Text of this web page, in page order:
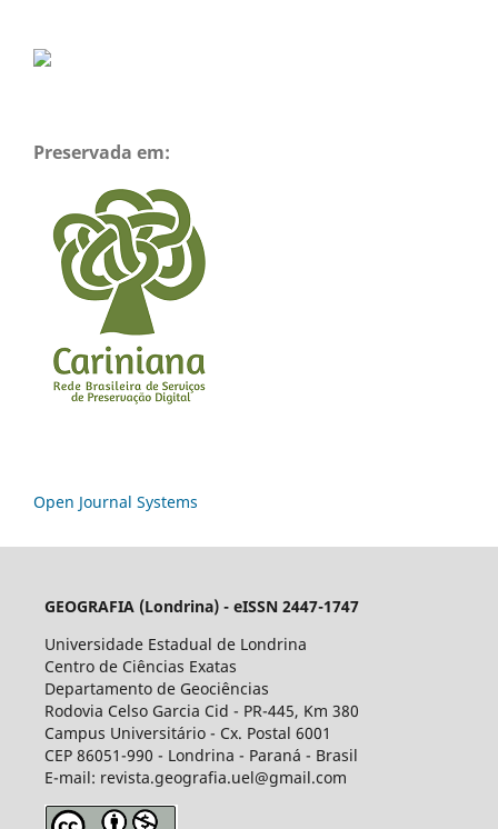
Preservada em:
Open Journal Systems
GEOGRAFIA (Londrina) - eISSN 2447-1747
Universidade Estadual de Londrina
Centro de Ciências Exatas
Departamento de Geociências
Rodovia Celso Garcia Cid - PR-445, Km 380
Campus Universitário - Cx. Postal 6001
CEP 86051-990 - Londrina - Paraná - Brasil
E-mail: revista.geografia.uel@gmail.com